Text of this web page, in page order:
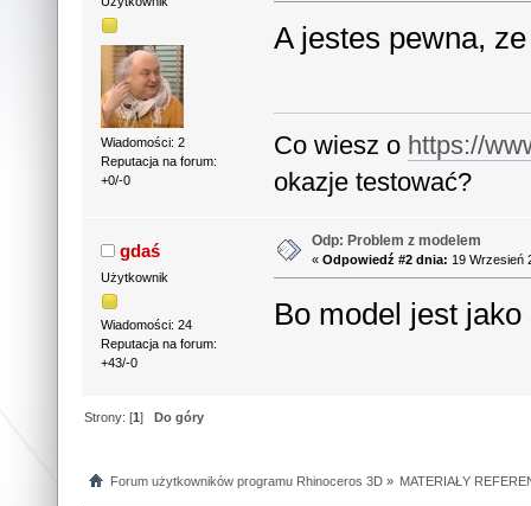
Wiadomości: 2
Reputacja na forum:
+0/-0
A jestes pewna,
Co wiesz o https://
okazje testować?
gdaś
Użytkownik
Wiadomości: 24
Reputacja na forum:
+43/-0
Odp: Problem z modelem
«Odpowiedź #2 dnia: 19 Wrzesień
Bo model jest
Strony: [1] Do góry
Forum użytkowników programu Rhinoceros 3D» MATERIAŁY